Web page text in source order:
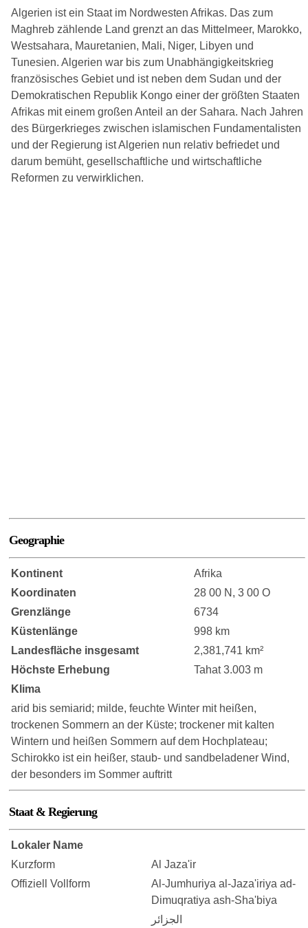
Algerien ist ein Staat im Nordwesten Afrikas. Das zum
Maghreb zählende Land grenzt an das Mittelmeer, Marokko,
Westsahara, Mauretanien, Mali, Niger, Libyen und
Tunesien. Algerien war bis zum Unabhängigkeitskrieg
französisches Gebiet und ist neben dem Sudan und der
Demokratischen Republik Kongo einer der größten Staaten
Afrikas mit einem großen Anteil an der Sahara. Nach Jahren
des Bürgerkrieges zwischen islamischen Fundamentalisten
und der Regierung ist Algerien nun relativ befriedet und
darum bemüht, gesellschaftliche und wirtschaftliche
Reformen zu verwirklichen.
Geographie
Kontinent
Afrika
Koordinaten
28 00 N, 3 00 O
Grenzlänge
6734
Küstenlänge
998 km
Landesfläche insgesamt
2,381,741 km²
Höchste Erhebung
Tahat 3.003 m
Klima
arid bis semiarid; milde, feuchte Winter mit heißen,
trockenen Sommern an der Küste; trockener mit kalten
Wintern und heißen Sommern auf dem Hochplateau;
Schirokko ist ein heißer, staub- und sandbeladener Wind,
der besonders im Sommer auftritt
Staat & Regierung
Lokaler Name
Kurzform
Al Jaza'ir
Offiziell Vollform
Al-Jumhuriya al-Jaza'iriya ad-
Dimuqratiya ash-Sha'biya
الجزائر